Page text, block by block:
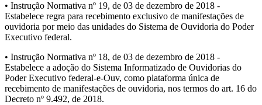
• Instrução Normativa nº 19, de 03 de dezembro de 2018 -
Estabelece regra para recebimento exclusivo de manifestações de
ouvidoria por meio das unidades do Sistema de Ouvidoria do Poder
Executivo federal.
• Instrução Normativa nº 18, de 03 de dezembro de 2018 -
Estabelece a adoção do Sistema Informatizado de Ouvidorias do
Poder Executivo federal-e-Ouv, como plataforma única de
recebimento de manifestações de ouvidoria, nos termos do art. 16 do
Decreto nº 9.492, de 2018.